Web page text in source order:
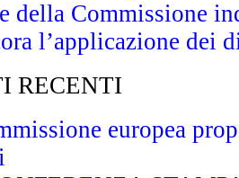
della Commissione
l’applicazione dei
RECENTI
europea